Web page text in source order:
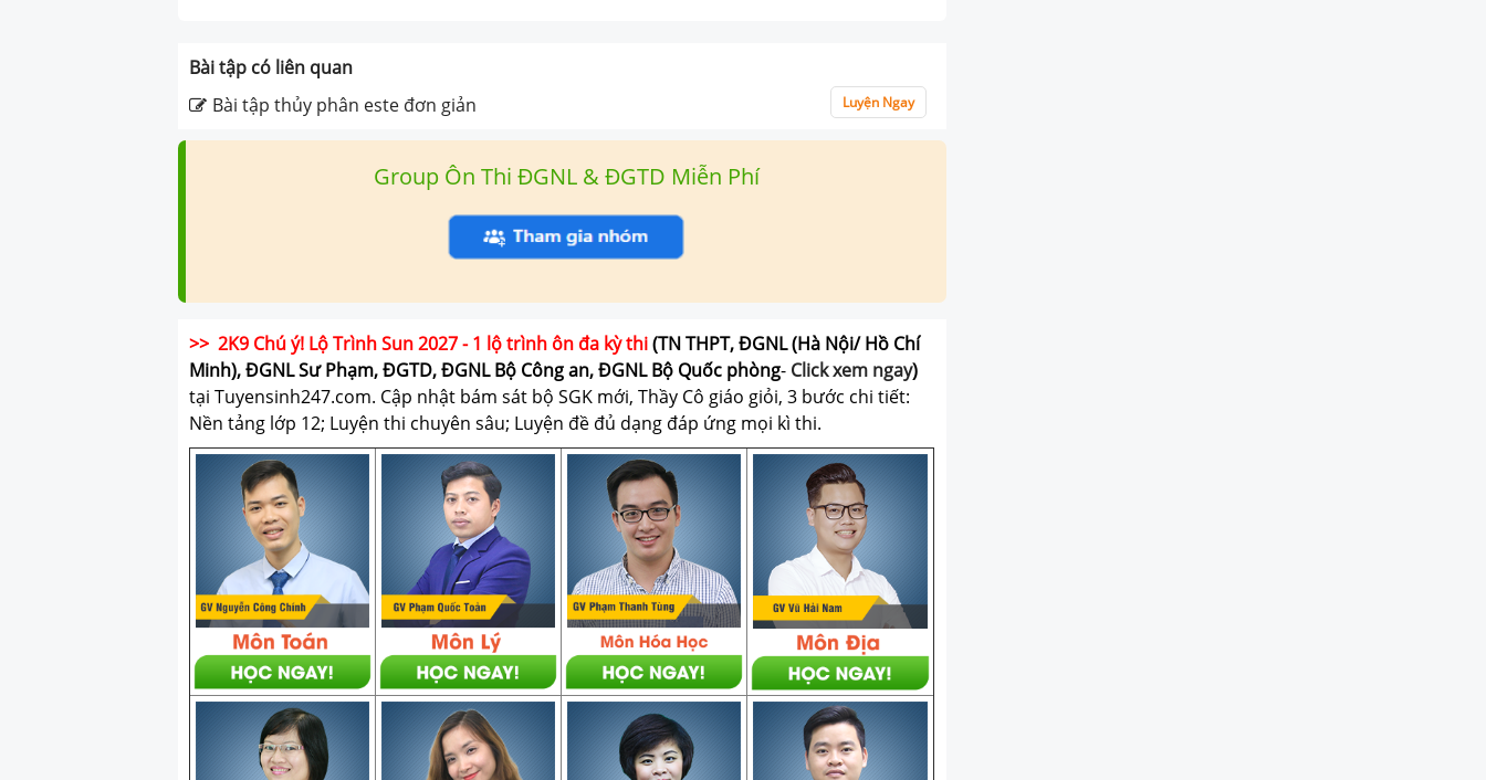
Bài tập có liên quan
Bài tập thủy phân este đơn giản
Luyện Ngay
Group Ôn Thi ĐGNL & ĐGTD Miễn Phí
>> 2K9 Chú ý! Lộ Trình Sun 2027 - 1 lộ trình ôn đa kỳ thi(TN THPT, ĐGNL (Hà Nội/ Hồ Chí
Minh), ĐGNL Sư Phạm, ĐGTD, ĐGNL Bộ Công an, ĐGNL Bộ Quốc phòng- Click xem ngay)
tại Tuyensinh247.com. Cập nhật bám sát bộ SGK mới, Thầy Cô giáo giỏi, 3 bước chi tiết:
Nền tảng lớp 12; Luyện thi chuyên sâu; Luyện đề đủ dạng đáp ứng mọi kì thi.